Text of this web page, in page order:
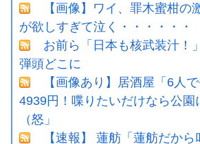
【画像】ワイ、罪木蜜柑の
が欲しすぎて泣く・・・・・・
お前ら「日本も核武装汁！
弾頭どこに
【画像あり】居酒屋「6人
4939円！喋りたいだけなら公園
（怒」
【速報】 蓮舫「蓮舫だか